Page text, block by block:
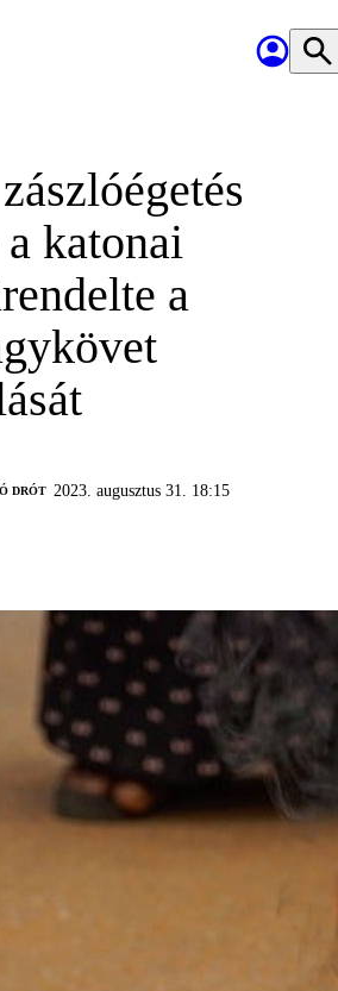
katonai
a
DRÓT 2023. augusztus 31. 18:15